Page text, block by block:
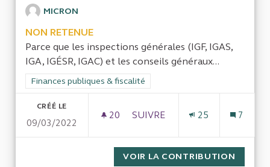
MICRON
NON RETENUE
Parce que les inspections générales (IGF, IGAS,
IGA, IGÉSR, IGAC) et les conseils généraux...
Filtrer les résultats de la catégorie : Finances publiques &
Finances publiques & fiscalité
CRÉÉ LE
09/03/2022
20 20 ABONNÉS
SUIVRE
25 7
VOIR LA CONTRIBUTION